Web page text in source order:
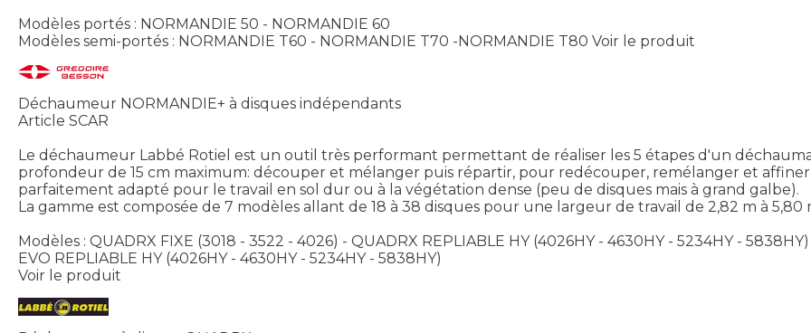
Modèles portés : NORMANDIE 50 - NORMANDIE 60
Modèles semi-portés : NORMANDIE T60 - NORMANDIE T70 -NORMANDIE T80 Voir le produit
Déchaumeur NORMANDIE+ à disques indépendants
Article SCAR
Le déchaumeur Labbé Rotiel est un outil très performant permettant de réaliser les 5 étapes d'un
profondeur de 15 cm maximum: découper et mélanger puis répartir, pour redécouper, remélanger et
parfaitement adapté pour le travail en sol dur ou à la végétation dense (peu de disques mais à grand galbe).
La gamme est composée de 7 modèles allant de 18 à 38 disques pour une largeur de travail de 2,82 m à
Modèles : QUADRX FIXE (3018 - 3522 - 4026) - QUADRX REPLIABLE HY (4026HY - 4630HY - 5234HY -
EVO REPLIABLE HY (4026HY - 4630HY - 5234HY - 5838HY)
Voir le produit